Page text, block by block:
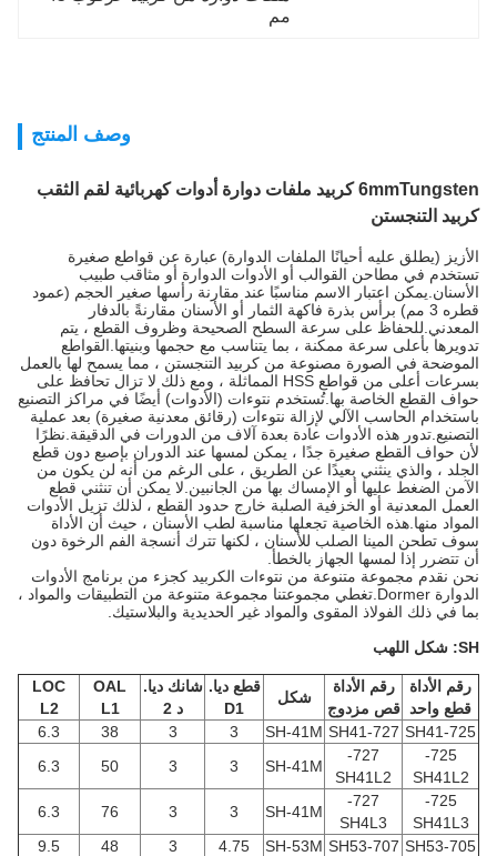
مم
وصف المنتج
6mmTungsten كربيد ملفات دوارة أدوات كهربائية لقم الثقب
كربيد التنجستن
الأزيز (يطلق عليه أحيانًا الملفات الدوارة) عبارة عن قواطع صغيرة
تستخدم في مطاحن القوالب أو الأدوات الدوارة أو مثاقب طبيب
الأسنان.يمكن اعتبار الاسم مناسبًا عند مقارنة رأسها صغير الحجم (عمود
قطره 3 مم) برأس بذرة فاكهة الثمار أو الأسنان مقارنةً بالدفار
المعدني.للحفاظ على سرعة السطح الصحيحة وظروف القطع ، يتم
تدويرها بأعلى سرعة ممكنة ، بما يتناسب مع حجمها وبنيتها.القواطع
الموضحة في الصورة مصنوعة من كربيد التنجستن ، مما يسمح لها بالعمل
بسرعات أعلى من قواطع HSS المماثلة ، ومع ذلك لا تزال تحافظ على
حواف القطع الخاصة بها.تُستخدم نتوءات (الأدوات) أيضًا في مراكز التصنيع
باستخدام الحاسب الآلي لإزالة نتوءات (رقائق معدنية صغيرة) بعد عملية
التصنيع.تدور هذه الأدوات عادة بعدة آلاف من الدورات في الدقيقة.نظرًا
لأن حواف القطع صغيرة جدًا ، يمكن لمسها عند الدوران بإصبع دون قطع
الجلد ، والذي ينثني بعيدًا عن الطريق ، على الرغم من أنه لن يكون من
الآمن الضغط عليها أو الإمساك بها من الجانبين.لا يمكن أن تنثني قطع
العمل المعدنية أو الخزفية الصلبة خارج حدود القطع ، لذلك تزيل الأدوات
المواد منها.هذه الخاصية تجعلها مناسبة لطب الأسنان ، حيث أن الأداة
سوف تطحن المينا الصلب للأسنان ، لكنها تترك أنسجة الفم الرخوة دون
أن تتضرر إذا لمسها الجهاز بالخطأ.
نحن نقدم مجموعة متنوعة من نتوءات الكربيد كجزء من برنامج الأدوات
الدوارة Dormer.تغطي مجموعتنا مجموعة متنوعة من التطبيقات والمواد ،
بما في ذلك الفولاذ المقوى والمواد غير الحديدية والبلاستيك.
SH: شكل اللهب
رقم الأداة
قطع واحد
رقم الأداة
قص مزدوج
شكل
قطع ديا.
D1
شانك ديا.
د 2
OAL
L1
LOC
L2
725-SH41
727-SH41
SH-41M
3
38
6.3
725-
SH41L2
727-
SH41L2
SH-41M
3
50
6.3
725-
SH41L3
727-
SH4L3
SH-41M
3
76
6.3
705-SH53
707-SH53
SH-53M
4.75
3
48
9.5